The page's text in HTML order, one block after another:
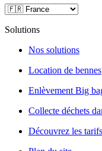
Solutions
Nos solutions
Location de bennes
Enlèvement Big
Collecte déchets
Découvrez les